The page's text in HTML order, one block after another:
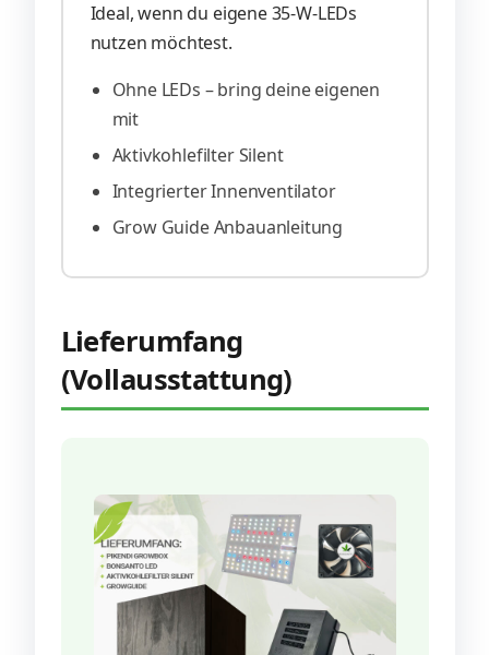
Ideal, wenn du eigene 35-W-LEDs
nutzen möchtest.
Ohne LEDs – bring deine eigenen
mit
Aktivkohlefilter Silent
Integrierter Innenventilator
Grow Guide Anbauanleitung
Lieferumfang
(Vollausstattung)